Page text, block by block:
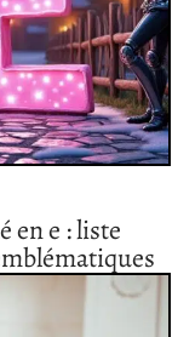
en e : liste